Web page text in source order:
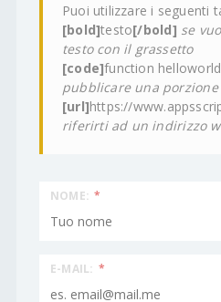
Puoi utilizzare i seguenti
[bold]testo[/bold] se
testo con il grassetto
[code]function
pubblicare una
[url]https://
riferirti ad un indirizzo
NOME: *
E-MAIL: *